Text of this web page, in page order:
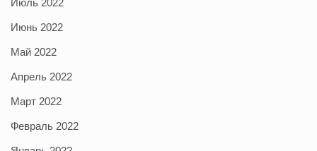
Июль 2022
Июнь 2022
Май 2022
Апрель 2022
Март 2022
Февраль 2022